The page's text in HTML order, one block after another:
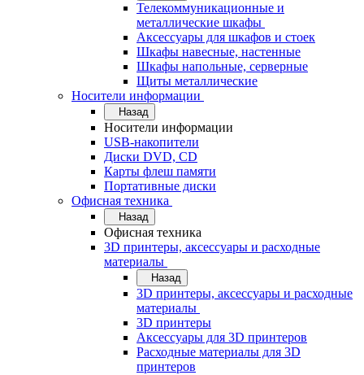
Телекоммуникационные и
металлические шкафы
Аксессуары для шкафов и стоек
Шкафы навесные, настенные
Шкафы напольные, серверные
Щиты металлические
Носители информации
Назад
Носители информации
USB-накопители
Диски DVD, CD
Карты флеш памяти
Портативные диски
Офисная техника
Назад
Офисная техника
3D принтеры, аксессуары и расходные
материалы
Назад
3D принтеры, аксессуары и расходные
материалы
3D принтеры
Аксессуары для 3D принтеров
Расходные материалы для 3D
принтеров